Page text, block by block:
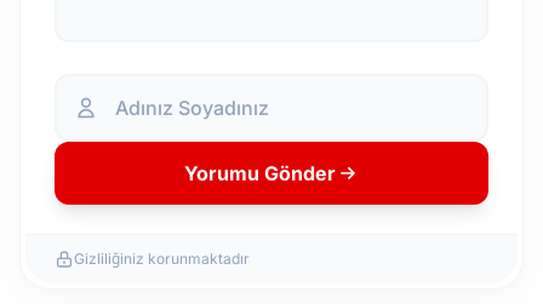
Yorumu Gönder
Gizliliğiniz korunmaktadır